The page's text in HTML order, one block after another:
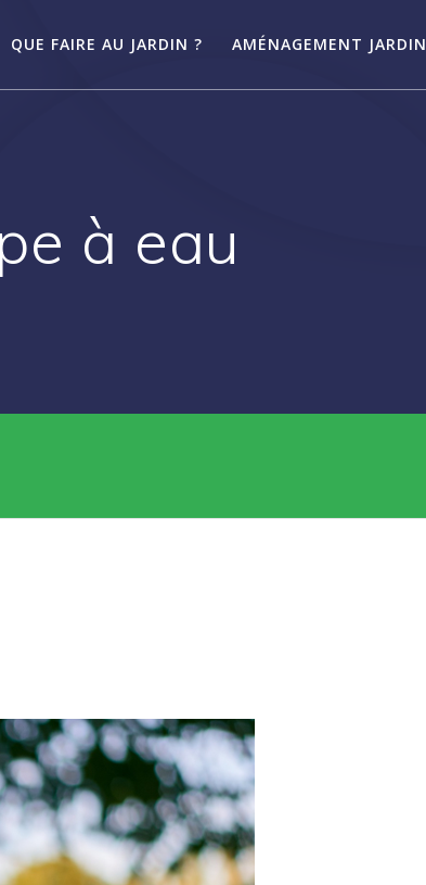
QUE FAIRE AU JARDIN ? AMÉNAGEMENT JARDIN
à eau